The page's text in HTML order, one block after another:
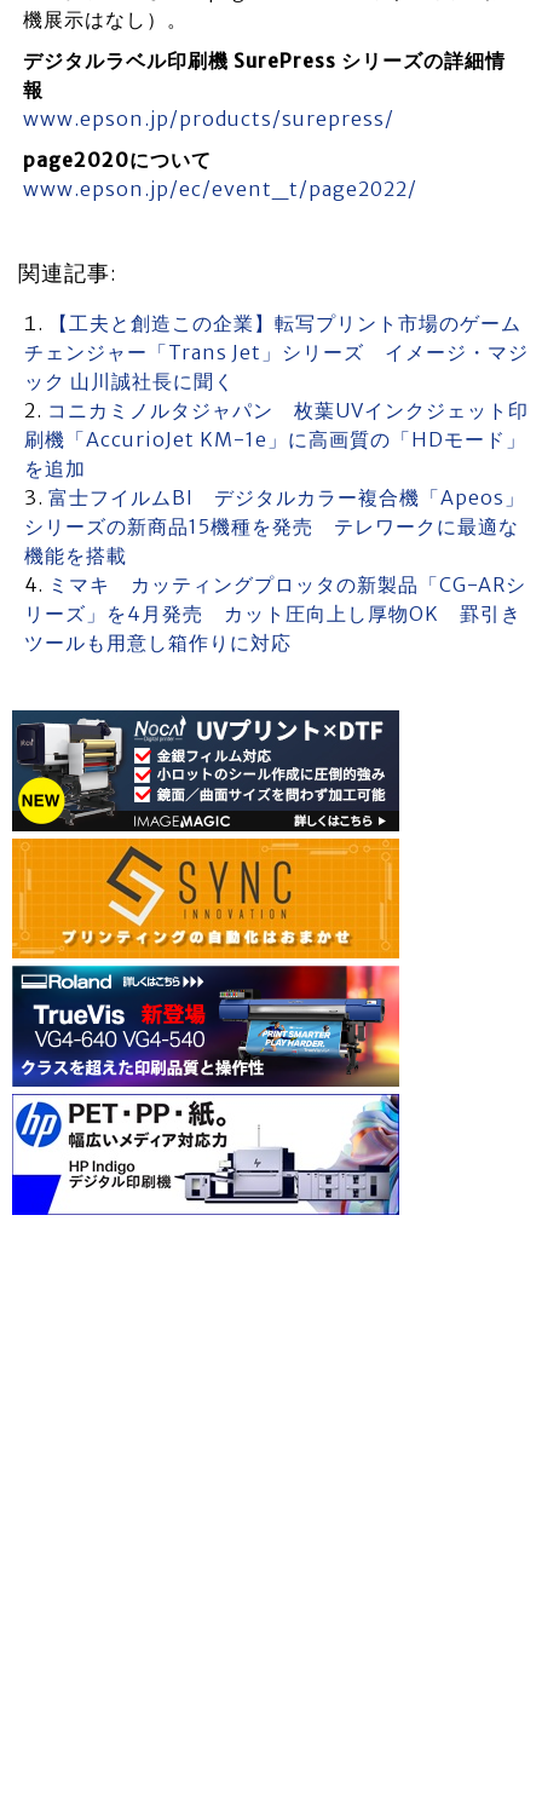
機展示はなし）。
デジタルラベル印刷機 SurePress シリーズの詳細情
報
www.epson.jp/products/surepress/
page2020について
www.epson.jp/ec/event_t/page2022/
関連記事:
【工夫と創造この企業】転写プリント市場のゲーム
チェンジャー「Trans Jet」シリーズ イメージ・マジ
ック 山川誠社長に聞く
コニカミノルタジャパン 枚葉UVインクジェット印
刷機「AccurioJet KM-1e」に高画質の「HDモード」
を追加
富士フイルムBI デジタルカラー複合機「Apeos」
シリーズの新商品15機種を発売 テレワークに最適な
機能を搭載
ミマキ カッティングプロッタの新製品「CG-ARシ
リーズ」を4月発売 カット圧向上し厚物OK 罫引き
ツールも用意し箱作りに対応